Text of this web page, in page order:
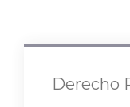
Derecho